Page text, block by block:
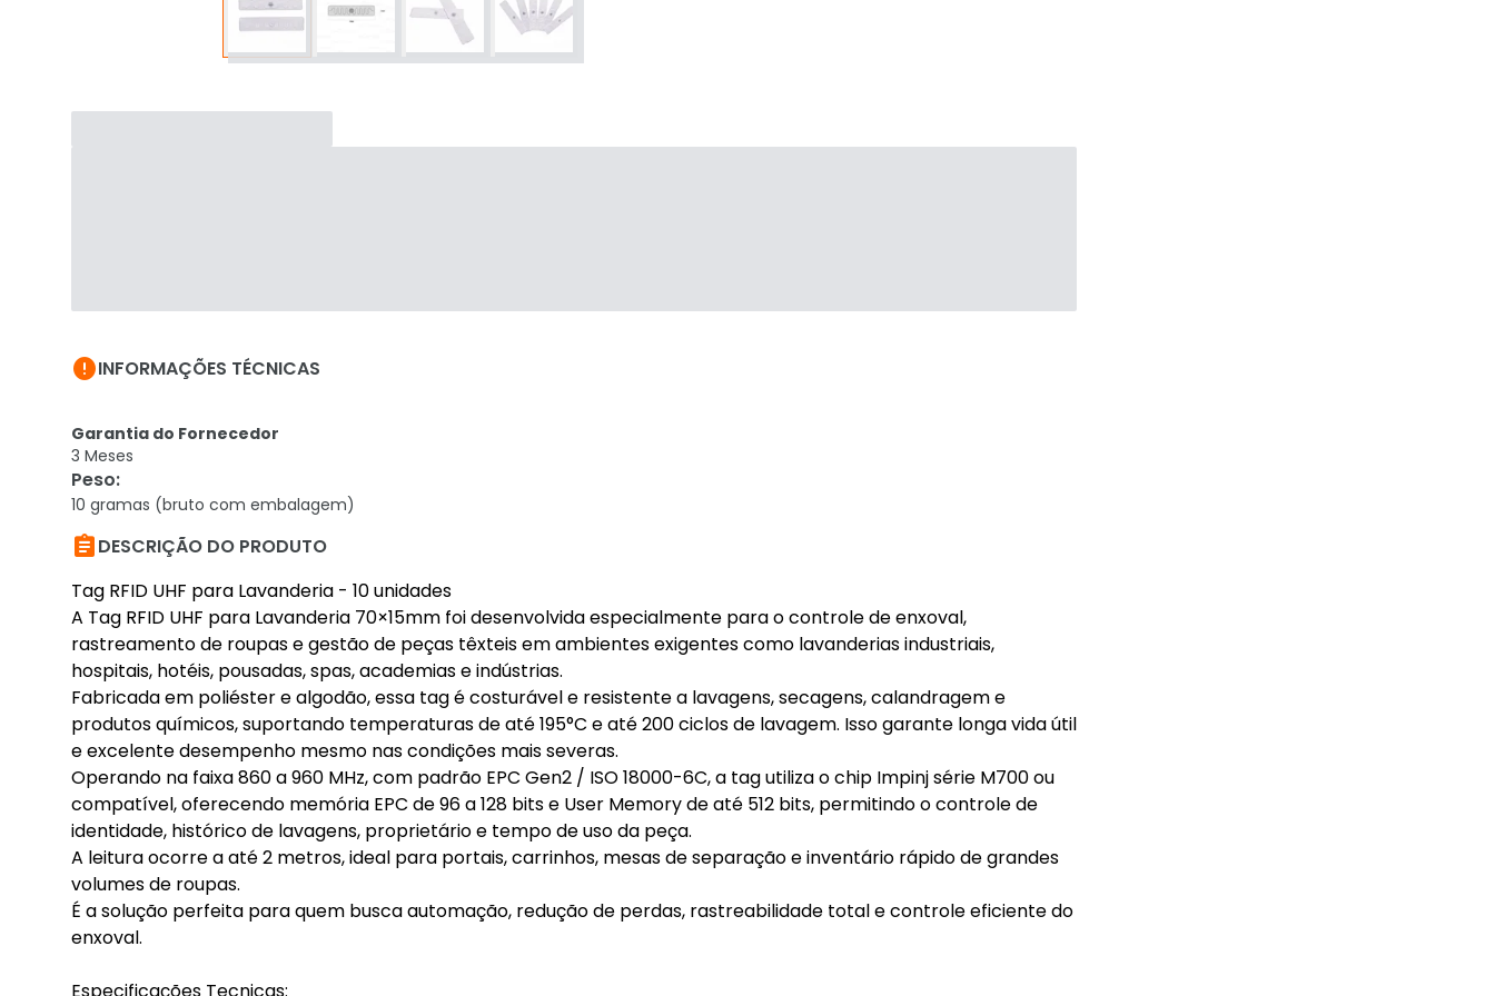
INFORMAÇÕES TÉCNICAS
Garantia do Fornecedor
3 Meses
Peso:
10 gramas (bruto com embalagem)
DESCRIÇÃO DO PRODUTO
Tag RFID UHF para Lavanderia - 10 unidades
A Tag RFID UHF para Lavanderia 70×15mm foi desenvolvida especialmente para o controle de enxoval,
rastreamento de roupas e gestão de peças têxteis em ambientes exigentes como lavanderias industriais,
hospitais, hotéis, pousadas, spas, academias e indústrias.
Fabricada em poliéster e algodão, essa tag é costurável e resistente a lavagens, secagens, calandragem e
produtos químicos, suportando temperaturas de até 195°C e até 200 ciclos de lavagem. Isso garante longa vida útil
e excelente desempenho mesmo nas condições mais severas.
Operando na faixa 860 a 960 MHz, com padrão EPC Gen2 / ISO 18000-6C, a tag utiliza o chip Impinj série M700 ou
compatível, oferecendo memória EPC de 96 a 128 bits e User Memory de até 512 bits, permitindo o controle de
identidade, histórico de lavagens, proprietário e tempo de uso da peça.
A leitura ocorre a até 2 metros, ideal para portais, carrinhos, mesas de separação e inventário rápido de grandes
volumes de roupas.
É a solução perfeita para quem busca automação, redução de perdas, rastreabilidade total e controle eficiente do
enxoval.